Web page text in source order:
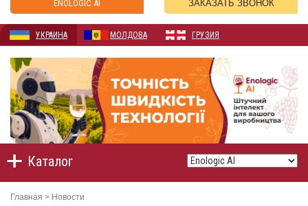
ENOLOGIC AI ЗАКАЗАТЬ ЗВОНОК
УКРАИНА МОЛДОВА ГРУЗИЯ
Каталог
Главная > Новости